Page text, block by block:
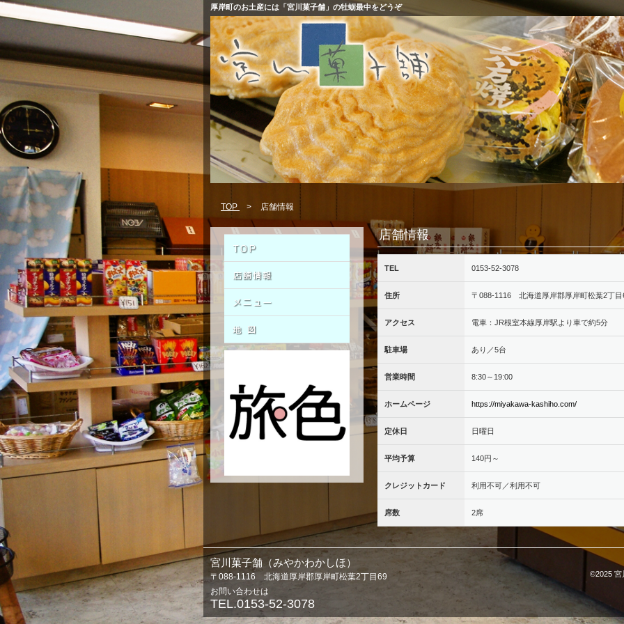
厚岸町のお土産には「宮川菓子舗」の牡蛎最中をどうぞ
TOP > 店舗情報
店舗情報
TEL 0153-52-3078
住所 〒088-1116 北海道厚岸郡厚岸町松葉2丁目
アクセス 電車：JR根室本線厚岸駅より車で約5分
駐車場 あり／5台
営業時間 8:30～19:00
ホームページ https://miyakawa-kashiho.com/
定休日 日曜日
平均予算 140円～
クレジットカード 利用不可／利用不可
席数 2席
宮川菓子舗（みやかわかしほ）
〒088-1116 北海道厚岸郡厚岸町松葉2丁目69
お問い合わせは
TEL.0153-52-3078
©2025 宮